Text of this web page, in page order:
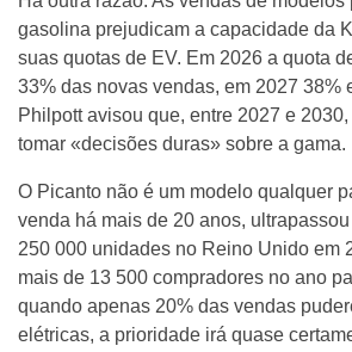
gasolina prejudicam a capacidade da
suas quotas de EV. Em 2026 a quota
33% das novas vendas, em 2027 38%
Philpott avisou que, entre 2027 e
tomar «decisões duras» sobre a gama.
O Picanto não é um modelo qualquer
venda há mais de 20 anos,
250 000 unidades no Reino Unido em
mais de 13 500 compradores no ano
quando apenas 20% das vendas
elétricas, a prioridade irá quase